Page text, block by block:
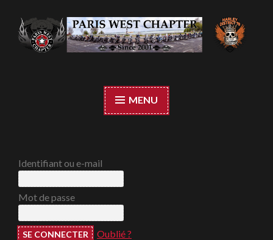
Accéder
au
contenu
MENU
Identifiant ou e-mail
Mot de passe
Oublié ?